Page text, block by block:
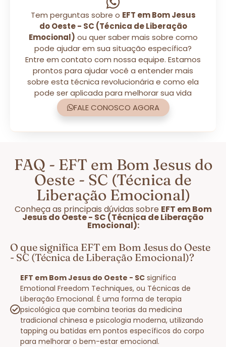
Tem perguntas sobre o EFT em Bom Jesus
do Oeste - SC (Técnica de Liberação
Emocional) ou quer saber mais sobre como
pode ajudar em sua situação específica?
Entre em contato com nossa equipe. Estamos
prontos para ajudar você a entender mais
sobre esta técnica revolucionária e como ela
pode ser aplicada para melhorar sua vida
FALE CONOSCO AGORA
FAQ - EFT em Bom Jesus do
Oeste - SC (Técnica de
Liberação Emocional)
Conheça as principais dúvidas sobre EFT em Bom
Jesus do Oeste - SC (Técnica de Liberação
Emocional):
O que significa EFT em Bom Jesus do Oeste
- SC (Técnica de Liberação Emocional)?
EFT em Bom Jesus do Oeste - SC significa
Emotional Freedom Techniques, ou Técnicas de
Liberação Emocional. É uma forma de terapia
psicológica que combina teorias da medicina
tradicional chinesa e psicologia moderna, utilizando
tapping ou batidas em pontos específicos do corpo
para melhorar o bem-estar emocional.